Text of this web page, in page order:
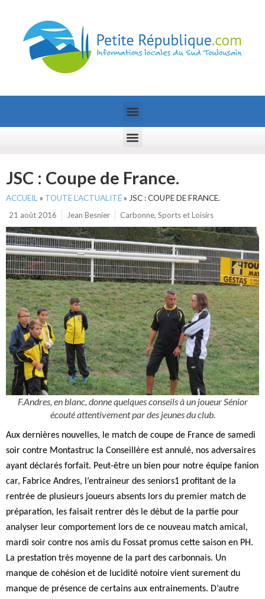
JSC : Coupe de France.
ACCUEIL » TOUTE L’ACTUALITÉ» JSC : COUPE DE FRANCE.
21 août 2016
Jean Besnier Carbonne, Sports et Loisirs
F.Andres, en blanc, donne quelques conseils à un joueur Sénior
écouté attentivement par des jeunes du club.
Aux dernières nouvelles, le match de coupe de France de samedi
soir contre Montastruc la Conseillère est annulé, nos adversaires
ayant déclarés forfait. Peut-être un bien pour notre équipe fanion
car, Fabrice Andres, l’entraineur des seniors1 profitant de la
rentrée de plusieurs joueurs absents lors du premier match de
préparation, les faisait rentrer dès le début de la partie pour
analyser leur comportement lors de ce nouveau match amical,
mardi soir contre nos amis du Fossat promus cette saison en PH.
La prestation très moyenne de la part des carbonnais. Un
manque de cohésion et de lucidité notoire vient surement du
manque de présence de certains aux entrainements. D’autre